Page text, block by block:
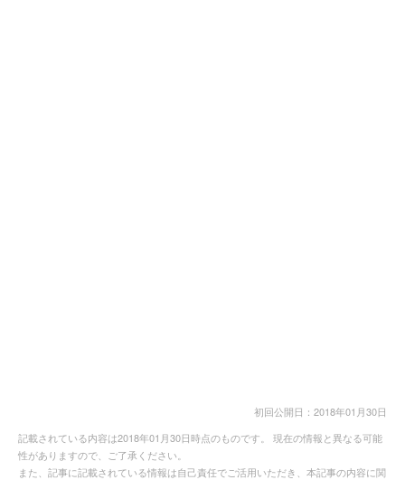
初回公開日：2018年01月30日
記載されている内容は2018年01月30日時点のものです。 現在の情報と異なる可能
性がありますので、ご了承ください。
また、記事に記載されている情報は自己責任でご活用いただき、本記事の内容に関